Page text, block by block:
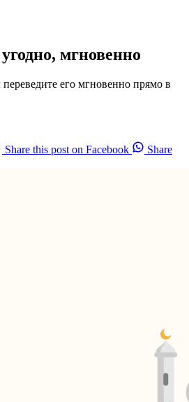
мгновенно
его мгновенно прямо в
Share this post on Facebook
Share